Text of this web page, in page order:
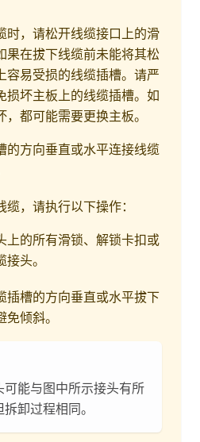
时，请松开线缆接口上的滑
果在拔下线缆前未能将其松
容易受损的线缆插槽。请严
损坏主板上的线缆插槽。如
都可能需要更换主板。
的方向垂直或水平连接线缆
，请执行以下操作：
上的所有滑锁、解锁卡扣或
头。
插槽的方向垂直或水平拔下
倾斜。
可能与图中所示接头有所
卸过程相同。